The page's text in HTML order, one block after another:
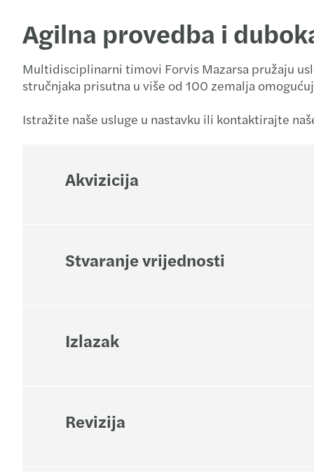
Agilna provedba i
Multidisciplinarni timovi Forvis Mazarsa pružaju
stručnjaka prisutna u više od 100 zemalja
Istražite naše usluge u nastavku ili kontaktirajte
Akvizicija
Stvaranje vrijednosti
Izlazak
Revizija